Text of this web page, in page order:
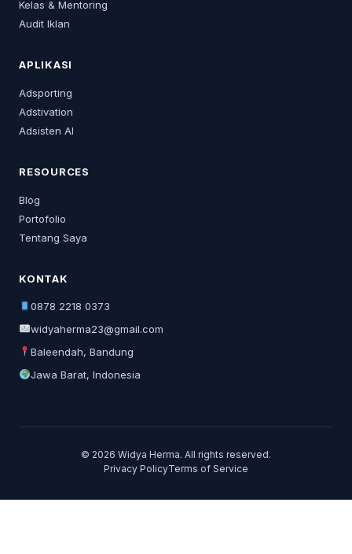
Kelas & Mentoring
Audit Iklan
APLIKASI
Adsporting
Adstivation
Adsisten AI
RESOURCES
Blog
Portofolio
Tentang Saya
KONTAK
0878 2218 0373
widyaherma23@gmail.com
Baleendah, Bandung
Jawa Barat, Indonesia
© 2026 Widya Herma. All rights reserved.
Privacy PolicyTerms of Service